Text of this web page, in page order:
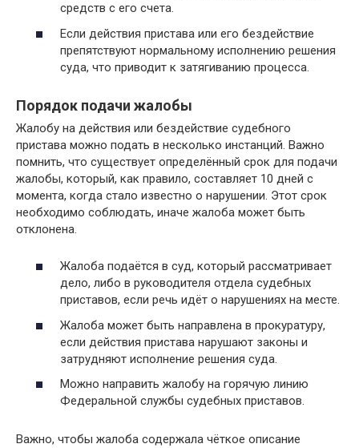
средств с его счета.
Если действия пристава или его бездействие
препятствуют нормальному исполнению решения
суда, что приводит к затягиванию процесса.
Порядок подачи жалобы
Жалобу на действия или бездействие судебного
пристава можно подать в несколько инстанций. Важно
помнить, что существует определённый срок для подачи
жалобы, который, как правило, составляет 10 дней с
момента, когда стало известно о нарушении. Этот срок
необходимо соблюдать, иначе жалоба может быть
отклонена.
Жалоба подаётся в суд, который рассматривает
дело, либо в руководителя отдела судебных
приставов, если речь идёт о нарушениях на месте.
Жалоба может быть направлена в прокуратуру,
если действия пристава нарушают законы и
затрудняют исполнение решения суда.
Можно направить жалобу на горячую линию
Федеральной службы судебных приставов.
Важно, чтобы жалоба содержала чёткое описание